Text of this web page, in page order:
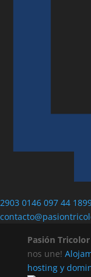
2903 0146 097 44
Pasión
nos une!
hosting y